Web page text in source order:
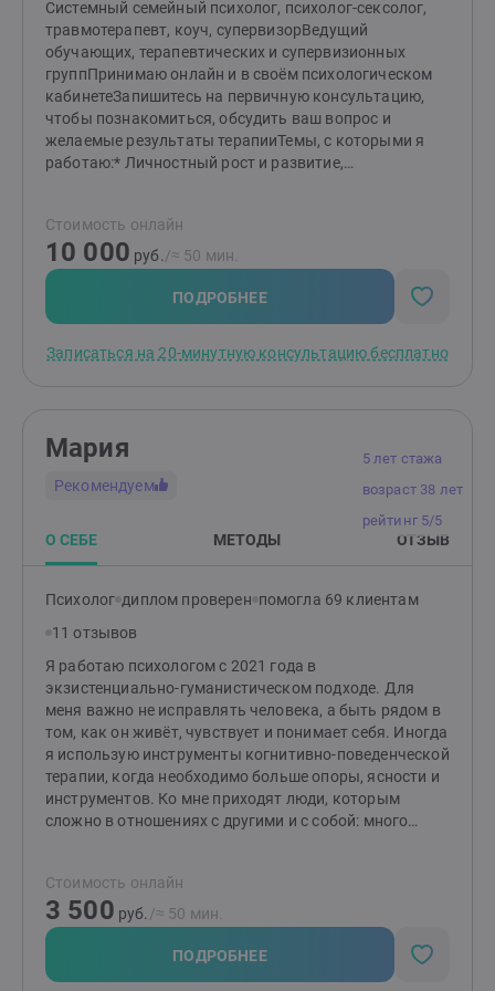
Системный семейный психолог, психолог-сексолог,
травмотерапевт, коуч, супервизорВедущий
обучающих, терапевтических и супервизионных
группПринимаю онлайн и в своём психологическом
кабинетеЗапишитесь на первичную консультацию,
чтобы познакомиться, обсудить ваш вопрос и
желаемые результаты терапииТемы, с которыми я
работаю:* Личностный рост и развитие,
НЕТПроблемы в общенииСложные чувства - вина,
стыд, ревность, зависть, агрессияПанические атаки,
страх, тревога, внутреннее напряжениеСтресс,
эмоциональное выгораниеХроническая усталость,
трудности в расслаблении и отдыхеПерфекционизм,
собойПсихосоматика, телесные блоки, сложности в
расширить, масштабироватьНегативные установки
потерять бизнес, работу, страх нищетыСтрах
последствий больших денег, высокого статуса,
успехаСтрашно уйти с найма в свой бизнесТеряю
деньги, бизнес и др. повторяющиеся сценарии*
взаимное непонимание, ссорыНеудовлетворенность
отношениями, конфликты, обидыПовторяющиеся
отношенийЛюбовная зависимость (утрата себя
в отношениях)Расставание, измена
партнераСложности в проявлении внимания, заботы,
любви к партнеру или детям* Сексологические
вопросыМы перестали хотеть друг другаПроблемы с
эрекцией, ожидание неудачиБыстро заканчиваюНет
оргазма / Не могу закончитьСтеснение,
скованностьНесовместимость желания с
мастурбацияПозднее начало половой жизни*
Значительные перемены в жизниПотеря/смерть
близкого человекаСложные переживания более года
после смерти близкого человекаПотеря работы,
дохода, имущества, переездТяжёлые жизненные
Стоимость онлайн
10 000 руб./≈ 50 мин.
ПОДРОБНЕЕ
Записаться на 20-минутную консультацию бесплатно
5 лет стажа
возраст 38 лет
рейтинг 5/5
Мария
Рекомендуем
О СЕБЕ МЕТОДЫ ОТЗЫВ
Психолог диплом проверен помогла 69 клиентам
11 отзывов
Я работаю психологом с 2021 года в
экзистенциально-гуманистическом подходе. Для
меня важно не исправлять человека, а быть рядом в
том, как он живёт, чувствует и понимает себя. Иногда
я использую инструменты когнитивно-поведенческой
терапии, когда необходимо больше опоры, ясности и
инструментов. Ко мне приходят люди, которым
сложно в отношениях с другими и с собой: много
получается жить так, как хочется. Я также работаю с
переживанием утраты и горя. Как доула смерти, я
сопровождаю людей в опыте потерь и
соприкосновения с темой смерти: бережно, без
попытки ускорить или починить чувства. Я работаю
Стоимость онлайн
3 500 руб. /≈ 50 мин.
ПОДРОБНЕЕ